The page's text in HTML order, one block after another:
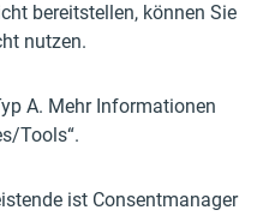
bereitstellen, können Sie
nutzen.
A. Mehr Informationen
Tools“.
ist Consentmanager